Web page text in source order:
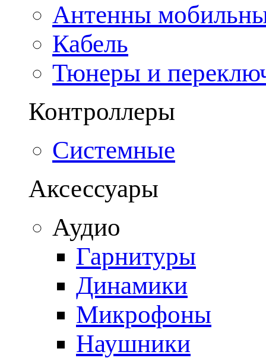
Антенны
Кабель
Тюнеры и
Контроллеры
Системные
Аксессуары
Аудио
Гарнитуры
Динамики
Микрофоны
Наушники